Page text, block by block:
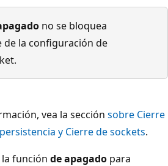
no se bloquea
la configuración de
vea la sección sobre Cierre
y Cierre de sockets.
la función de apagado para